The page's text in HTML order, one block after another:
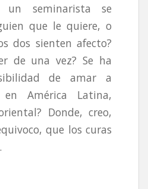
un seminarista se
que le quiere, o
dos sienten afecto?
de una vez? Se ha
de amar a
América Latina,
Donde, creo,
que los curas